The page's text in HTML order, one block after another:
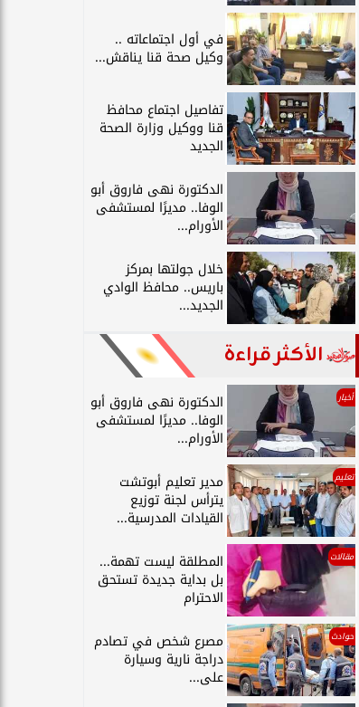
في أول اجتماعاته ..
وكيل صحة قنا يناقش...
تفاصيل اجتماع محافظ
قنا ووكيل وزارة الصحة
الجديد
الدكتورة نهى فاروق أبو
الوفا.. مديرًا لمستشفى
الأورام...
خلال جولتها بمركز
باريس.. محافظ الوادي
الجديد...
الأكثر قراءة
أخبار الدكتورة نهى فاروق أبو
الوفا.. مديرًا لمستشفى
الأورام...
تعليم مدير تعليم أبوتشت
يترأس لجنة توزيع
القيادات المدرسية...
مقالات المطلقة ليست تهمة...
بل بداية جديدة تستحق
الاحترام
حوادث مصرع شخص في تصادم
دراجة نارية وسيارة
على...